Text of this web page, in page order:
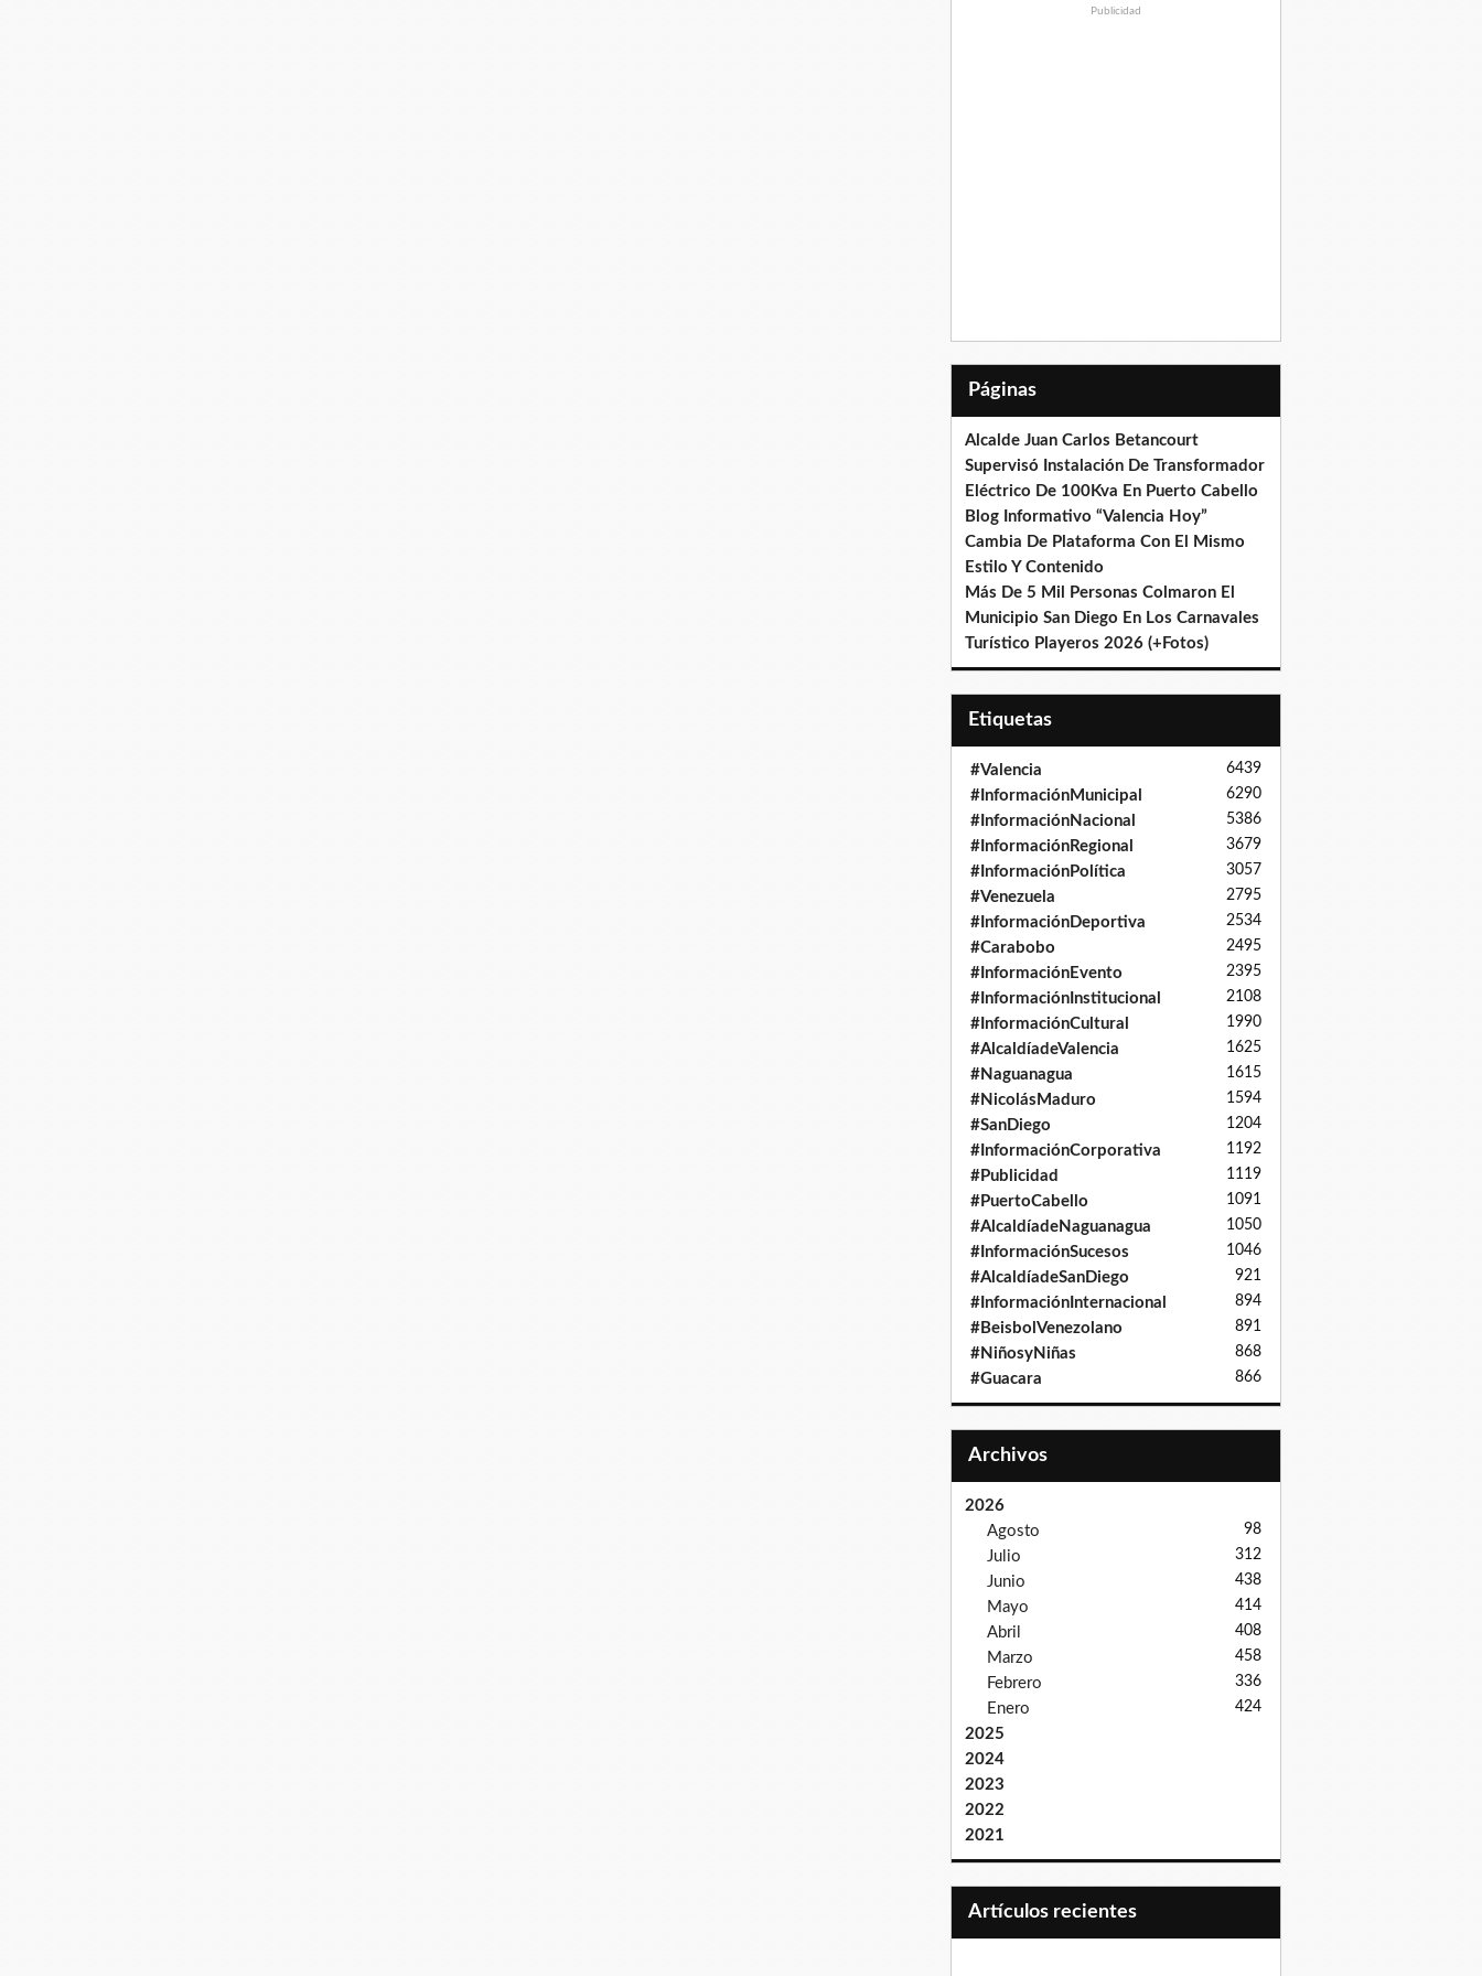
Publicidad
Páginas
Alcalde Juan Carlos Betancourt
Supervisó Instalación De Transformador
Eléctrico De 100Kva En Puerto Cabello
Blog Informativo “Valencia Hoy”
Cambia De Plataforma Con El Mismo
Estilo Y Contenido
Más De 5 Mil Personas Colmaron El
Municipio San Diego En Los Carnavales
Turístico Playeros 2026 (+Fotos)
Etiquetas
#Valencia 6439
#InformaciónMunicipal 6290
#InformaciónNacional 5386
#InformaciónRegional 3679
#InformaciónPolítica 3057
#Venezuela 2795
#InformaciónDeportiva 2534
#Carabobo 2495
#InformaciónEvento 2395
#InformaciónInstitucional 2108
#InformaciónCultural 1990
#AlcaldíadeValencia 1625
#Naguanagua 1615
#NicolásMaduro 1594
#SanDiego 1204
#InformaciónCorporativa 1192
#Publicidad 1119
#PuertoCabello 1091
#AlcaldíadeNaguanagua 1050
#InformaciónSucesos 1046
#AlcaldíadeSanDiego 921
#InformaciónInternacional 894
#BeisbolVenezolano 891
#NiñosyNiñas 868
#Guacara 866
Archivos
2026
Agosto
98
Julio 312
Junio 438
Mayo 414
Abril 408
Marzo 458
Febrero 336
Enero 424
2025
2024
2023
2022
2021
Artículos recientes